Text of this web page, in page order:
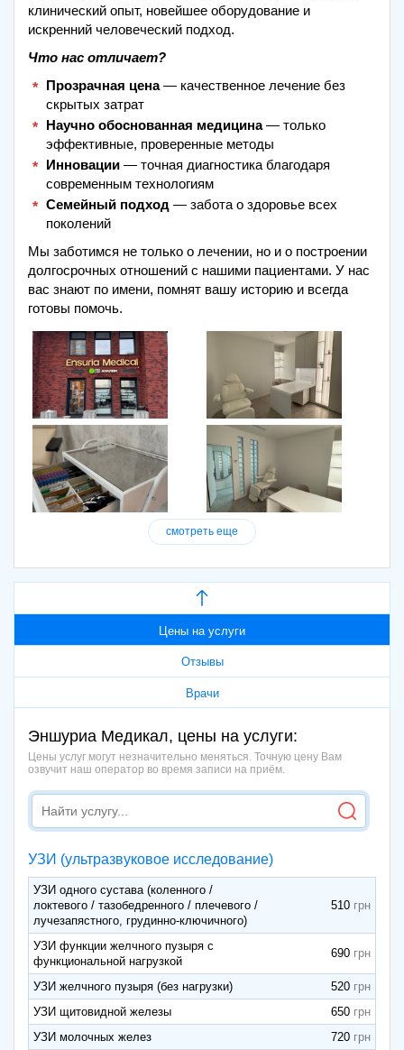
клинический опыт, новейшее оборудование и
искренний человеческий подход.
Что нас отличает?
Прозрачная цена— качественное лечение без
скрытых затрат
Научно обоснованная медицина— только
эффективные, проверенные методы
Инновации — точная диагностика благодаря
современным технологиям
Семейный подход — забота о здоровье всех
поколений
Мы заботимся не только о лечении, но и о построении
долгосрочных отношений с нашими пациентами. У нас
вас знают по имени, помнят вашу историю и всегда
готовы помочь.
смотреть еще
Цены на услуги
Отзывы
Врачи
Эншуриа Медикал, цены на услуги:
Цены услуг могут незначительно меняться. Точную цену Вам
озвучит наш оператор во время записи на приём.
УЗИ (ультразвуковое исследование)
УЗИ одного сустава (коленного /
локтевого / тазобедренного / плечевого /
лучезапястного, грудинно-ключичного)
510
УЗИ функции желчного пузыря с
функциональной нагрузкой
690
УЗИ желчного пузыря (без нагрузки)
520
УЗИ щитовидной железы
650
УЗИ молочных желез
720